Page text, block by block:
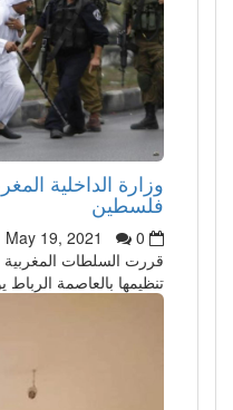
وزارة الداخلية
فلسطين
May 19, 2021
0
قررت السلطات المغربية
تنظيمها بالعاصمة الرباط يوم الاحد